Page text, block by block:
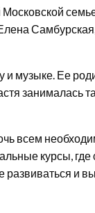
Московской
и музыке. Ее
занималась
всем
курсы, где
и